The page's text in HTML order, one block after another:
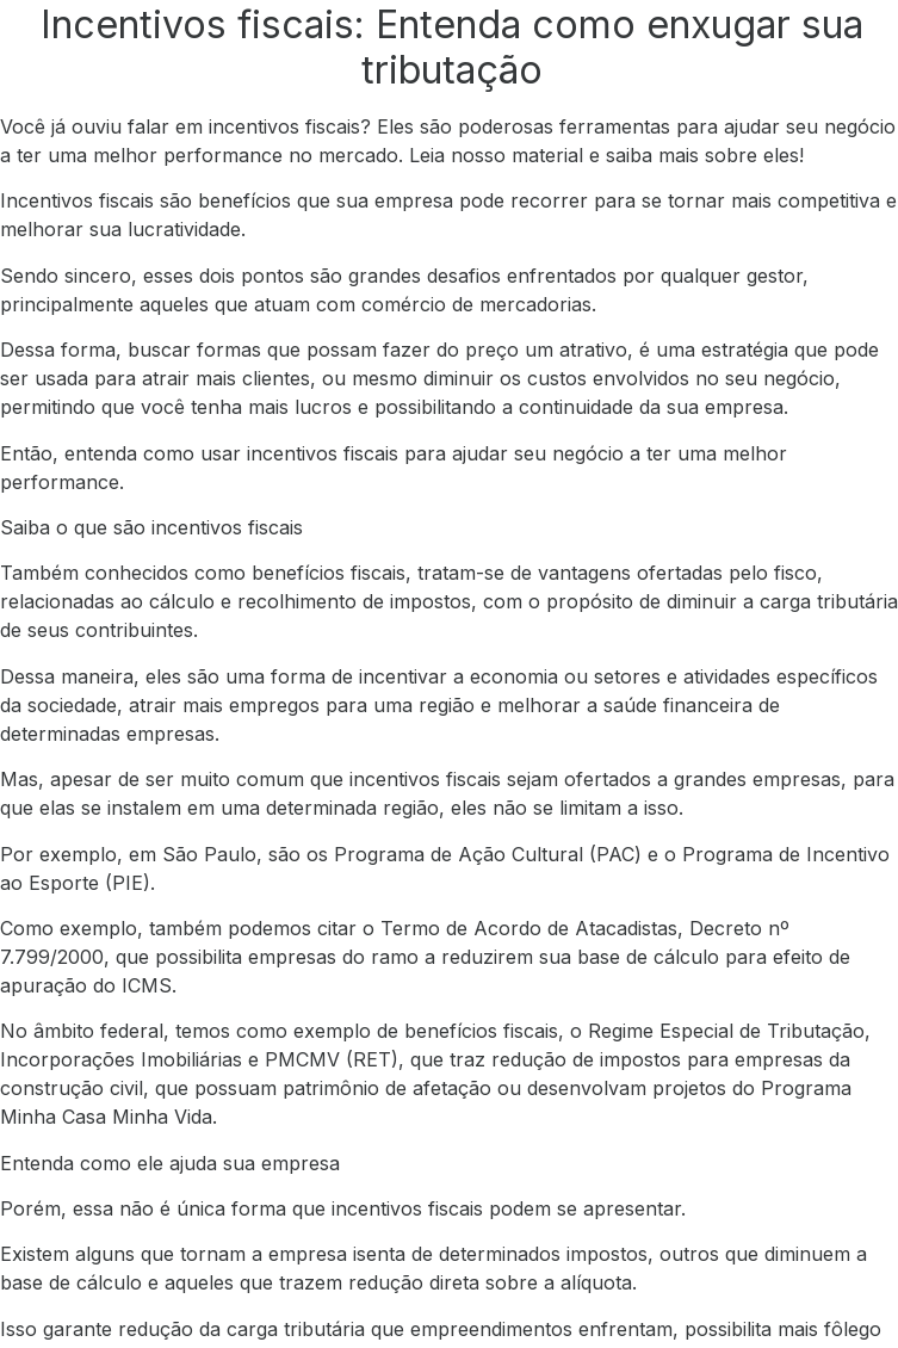
Incentivos fiscais: Entenda como enxugar sua
tributação
Você já ouviu falar em incentivos fiscais? Eles são poderosas ferramentas para ajudar seu negócio
a ter uma melhor performance no mercado. Leia nosso material e saiba mais sobre eles!
Incentivos fiscais são benefícios que sua empresa pode recorrer para se tornar mais competitiva e
melhorar sua lucratividade.
Sendo sincero, esses dois pontos são grandes desafios enfrentados por qualquer gestor,
principalmente aqueles que atuam com comércio de mercadorias.
Dessa forma, buscar formas que possam fazer do preço um atrativo, é uma estratégia que pode
ser usada para atrair mais clientes, ou mesmo diminuir os custos envolvidos no seu negócio,
permitindo que você tenha mais lucros e possibilitando a continuidade da sua empresa.
Então, entenda como usar incentivos fiscais para ajudar seu negócio a ter uma melhor
performance.
Saiba o que são incentivos fiscais
Também conhecidos como benefícios fiscais, tratam-se de vantagens ofertadas pelo fisco,
relacionadas ao cálculo e recolhimento de impostos, com o propósito de diminuir a carga tributária
de seus contribuintes.
Dessa maneira, eles são uma forma de incentivar a economia ou setores e atividades específicos
da sociedade, atrair mais empregos para uma região e melhorar a saúde financeira de
determinadas empresas.
Mas, apesar de ser muito comum que incentivos fiscais sejam ofertados a grandes empresas, para
que elas se instalem em uma determinada região, eles não se limitam a isso.
Por exemplo, em São Paulo, são os Programa de Ação Cultural (PAC) e o Programa de Incentivo
ao Esporte (PIE).
Como exemplo, também podemos citar o Termo de Acordo de Atacadistas, Decreto nº
7.799/2000, que possibilita empresas do ramo a reduzirem sua base de cálculo para efeito de
apuração do ICMS.
No âmbito federal, temos como exemplo de benefícios fiscais, o Regime Especial de Tributação,
Incorporações Imobiliárias e PMCMV (RET), que traz redução de impostos para empresas da
construção civil, que possuam patrimônio de afetação ou desenvolvam projetos do Programa
Minha Casa Minha Vida.
Entenda como ele ajuda sua empresa
Porém, essa não é única forma que incentivos fiscais podem se apresentar.
Existem alguns que tornam a empresa isenta de determinados impostos, outros que diminuem a
base de cálculo e aqueles que trazem redução direta sobre a alíquota.
Isso garante redução da carga tributária que empreendimentos enfrentam, possibilita mais fôlego